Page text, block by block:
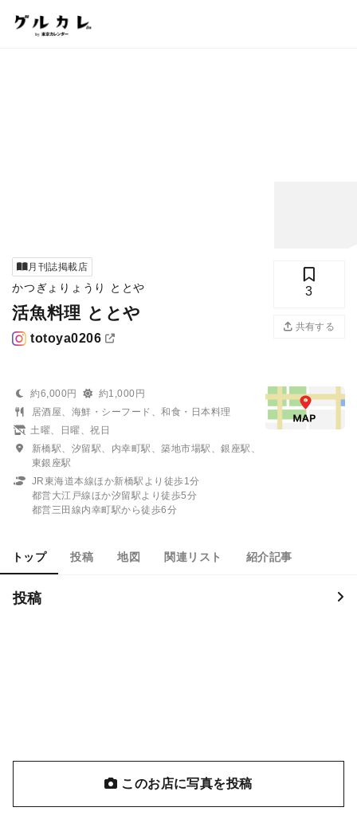
月刊誌掲載店
かつぎょりょうり ととや
活魚料理 ととや
totoya0206
3
共有する
約6,000円
約1,000円
居酒屋、海鮮・シーフード、和食・日本料理
土曜、日曜、祝日
新橋駅、汐留駅、内幸町駅、築地市場駅、銀座駅、
東銀座駅
JR東海道本線ほか新橋駅より徒歩1分
都営大江戸線ほか汐留駅より徒歩5分
都営三田線内幸町駅から徒歩6分
トップ 投稿 地図 関連リスト 紹介記事
投稿
このお店に写真を投稿